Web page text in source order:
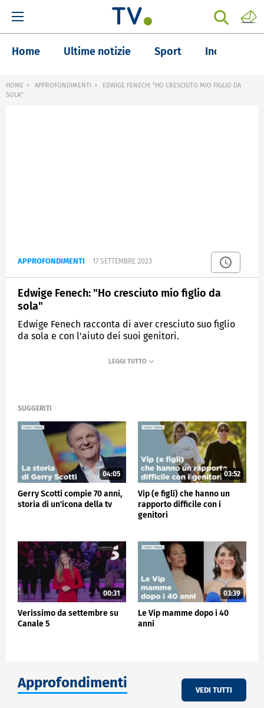
Home Ultime notizie Sport Inchieste
HOME APPROFONDIMENTI
EDWIGE FENECH: "HO CRESCIUTO MIO FIGLIO DA
SOLA"
APPROFONDIMENTI 17 SETTEMBRE 2023
Edwige Fenech: "Ho cresciuto mio figlio da
sola"
Edwige Fenech racconta di aver cresciuto suo figlio
da sola e con l'aiuto dei suoi genitori.
VERISSIMO
SUGGERITI
04:05
Gerry Scotti compie 70 anni,
storia di un'icona della tv
03:52
Vip (e figli) che hanno un
rapporto difficile con i
genitori
00:31
Verissimo da settembre su
Canale 5
03:39
Le Vip mamme dopo i 40
anni
Approfondimenti VEDI TUTTI